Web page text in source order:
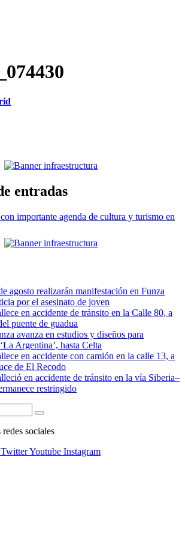
entradas
importante agenda de cultura y turismo en
agosto realizarán manifestación en Funza
por el asesinato de joven
en accidente de tránsito en la Calle 80, a
puente de guadua
avanza en estudios y diseños para
Argentina’, hasta Celta
en accidente con camión en la calle 13, a
de El Recodo
en accidente de tránsito en la vía Siberia–
restringido
redes sociales
TwitterYoutube Instagram